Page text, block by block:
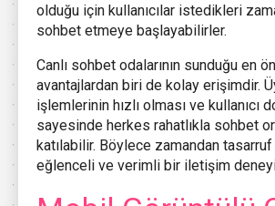
olduğu için kullanıcılar istedikleri
sohbet etmeye başlayabilirler.
Canlı sohbet odalarının sunduğu en
avantajlardan biri de kolay erişimdir.
işlemlerinin hızlı olması ve kullanıcı
sayesinde herkes rahatlıkla sohbet
katılabilir. Böylece zamandan
eğlenceli ve verimli bir iletişim